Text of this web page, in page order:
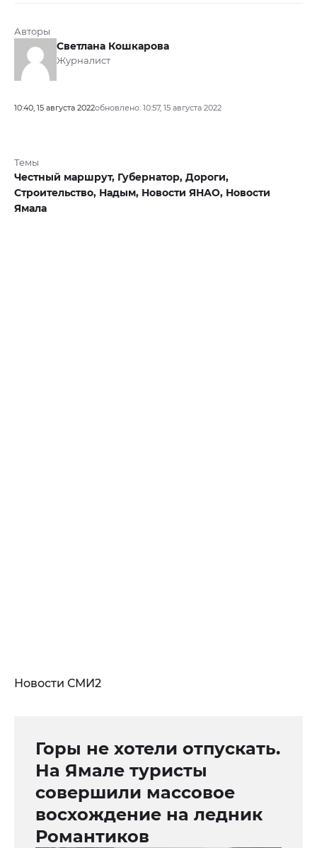
Авторы
Светлана Кошкарова
Журналист
10:40, 15 августа 2022обновлено: 10:57, 15 августа 2022
Темы
Честный маршрут, Губернатор, Дороги,
Строительство, Надым, Новости ЯНАО, Новости
Ямала
Новости СМИ2
Горы не хотели отпускать.
На Ямале туристы
совершили массовое
восхождение на ледник
Романтиков